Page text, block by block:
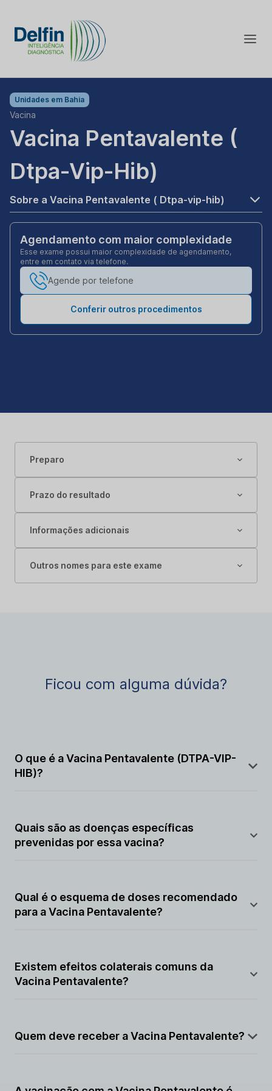
Unidades em Bahia
Vacina
Vacina Pentavalente (
Dtpa-Vip-Hib)
Sobre a Vacina Pentavalente ( Dtpa-vip-hib)
Agendamento com maior complexidade
Esse exame possui maior complexidade de agendamento,
entre em contato via telefone.
Agende por telefone
Conferir outros procedimentos
Preparo
Prazo do resultado
Informações adicionais
Outros nomes para este exame
Ficou com alguma dúvida?
O que é a Vacina Pentavalente (DTPA-VIP-
HIB)?
protege contra difteria, tétano, coqueluche,
poliomielite e Haemophilus influenzae tipo b (Hib).
Quais são as doenças específicas
prevenidas por essa vacina?
poliomielite e a infecção por Haemophilus influenzae
tipo b.
Qual é o esquema de doses recomendado
para a Vacina Pentavalente?
várias doses durante a infância, com reforços em
determinadas faixas etárias.
Existem efeitos colaterais comuns da
Vacina Pentavalente?
da injeção ou febre baixa, podem ocorrer, mas são
Quem deve receber a Vacina Pentavalente?
parte do calendário de vacinação, oferecendo